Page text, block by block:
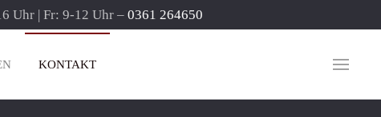
Uhr | Fr: 9-12 Uhr – 0361 264650
KONTAKT